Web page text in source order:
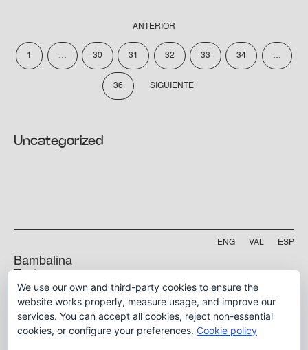
Uncategorized
ANTERIOR
1 … 30 31 32 33 34 …
36 SIGUIENTE
ENG VAL ESP
Bambalina
Teatre
Practicable
5 B, Manyà Street
46009, Valencia
We use our own and third-party cookies to ensure the
website works properly, measure usage, and improve our
services. You can accept all cookies, reject non-essential
cookies, or configure your preferences. Cookie policy